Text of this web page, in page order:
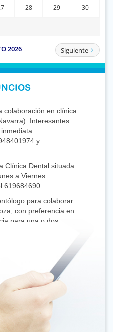
colaboración en clínica
Interesantes
y
Clínica Dental situada
a Viernes.
619684690
para colaborar
con preferencia en
para una o dos
en Zaragoza por
343 345
a jornada completa
941511680
con al menos 1 año
la jornada del
de nueva apertura en